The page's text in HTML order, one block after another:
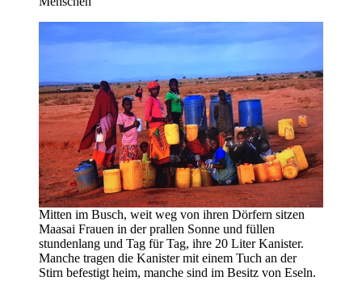
Mitten im Busch, weit weg von ihren Dörfern sitzen
Maasai Frauen in der prallen Sonne und füllen
stundenlang und Tag für Tag, ihre 20 Liter Kanister.
Manche tragen die Kanister mit einem Tuch an der
Stirn befestigt heim, manche sind im Besitz von Eseln.